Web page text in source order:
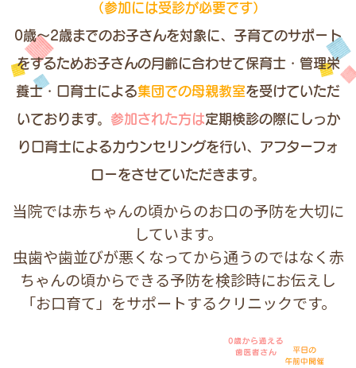
（参加には受診が必要です）
0歳～2歳までのお子さんを対象に、 子育てのサポート
をするためお子さんの月齢に合わせて保育士・管理栄
養士・口育士による集団での母親教室を受けていただ
いております。 参加された方は定期検診の際にしっか
り口育士によるカウンセリングを行い、 アフターフォ
ローをさせていただきます。
当院では赤ちゃんの頃からのお口の予防を大切に
しています。
虫歯や歯並びが悪くなってから通うのではなく赤
ちゃんの頃からできる予防を検診時にお伝えし
「お口育て」をサポートするクリニックです。